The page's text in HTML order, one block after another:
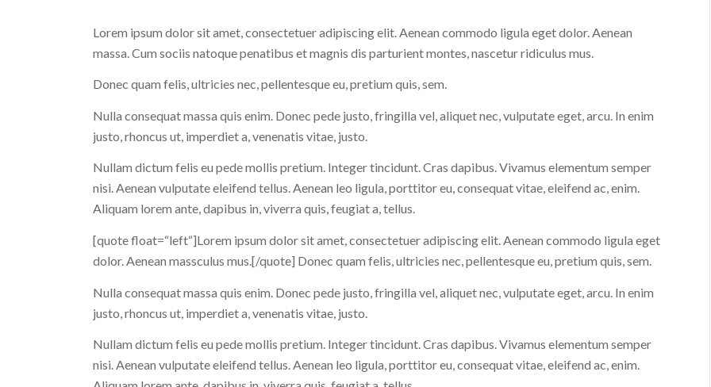
Lorem ipsum dolor sit amet, consectetuer adipiscing elit. Aenean commodo ligula eget dolor. Aenean
massa. Cum sociis natoque penatibus et magnis dis parturient montes, nascetur ridiculus mus.
Donec quam felis, ultricies nec, pellentesque eu, pretium quis, sem.
Nulla consequat massa quis enim. Donec pede justo, fringilla vel, aliquet nec, vulputate eget, arcu. In enim
justo, rhoncus ut, imperdiet a, venenatis vitae, justo.
Nullam dictum felis eu pede mollis pretium. Integer tincidunt. Cras dapibus. Vivamus elementum semper
nisi. Aenean vulputate eleifend tellus. Aenean leo ligula, porttitor eu, consequat vitae, eleifend ac, enim.
Aliquam lorem ante, dapibus in, viverra quis, feugiat a, tellus.
[quote float=“left“]Lorem ipsum dolor sit amet, consectetuer adipiscing elit. Aenean commodo ligula eget
dolor. Aenean massculus mus.[/quote] Donec quam felis, ultricies nec, pellentesque eu, pretium quis, sem.
Nulla consequat massa quis enim. Donec pede justo, fringilla vel, aliquet nec, vulputate eget, arcu. In enim
justo, rhoncus ut, imperdiet a, venenatis vitae, justo.
Nullam dictum felis eu pede mollis pretium. Integer tincidunt. Cras dapibus. Vivamus elementum semper
nisi. Aenean vulputate eleifend tellus. Aenean leo ligula, porttitor eu, consequat vitae, eleifend ac, enim.